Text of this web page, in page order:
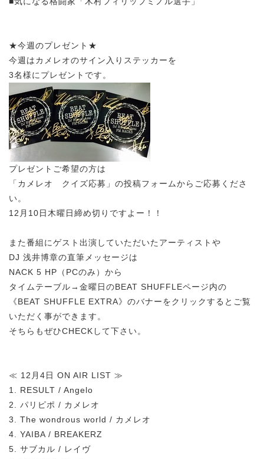
★今週のプレゼント★
今週はカメレオのサイン入りステッカーを
3名様にプレゼントです。
プレゼントご希望の方は
「カメレオ クイズ応募」の投稿フォームからご応募くださ
い。
12月10日木曜日締め切りですよー！！
また番組にゲスト出演していただいたアーティストや
DJ 浅井博章の直筆メッセージは
NACK 5 HP（PCのみ）から
タイムテーブル→金曜日のBEAT SHUFFLEページ内の
《BEAT SHUFFLE EXTRA》のバナーをクリックするとご覧
いただく事ができます。
そちらもぜひCHECKして下さい。
≪ 12月4日 ON AIR LIST ≫
1. RESULT / Angelo
2. パリピポ / カメレオ
3. The wondrous world / カメレオ
4. YAIBA / BREAKERZ
5. サブカル / レイヴ